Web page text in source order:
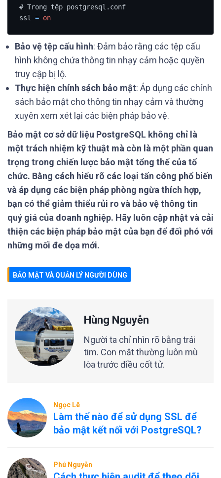
# Trong tệp postgresql.conf
ssl = on
Bảo vệ tệp cấu hình: Đảm bảo rằng các tệp cấu
hình không chứa thông tin nhạy cảm hoặc quyền
truy cập bị lộ.
Thực hiện chính sách bảo mật: Áp dụng các chính
sách bảo mật cho thông tin nhạy cảm và thường
xuyên xem xét lại các biện pháp bảo vệ.
Bảo mật cơ sở dữ liệu PostgreSQL không chỉ là
một trách nhiệm kỹ thuật mà còn là một phần quan
trọng trong chiến lược bảo mật tổng thể của tổ
chức. Bằng cách hiểu rõ các loại tấn công phổ biến
và áp dụng các biện pháp phòng ngừa thích hợp,
bạn có thể giảm thiểu rủi ro và bảo vệ thông tin
quý giá của doanh nghiệp. Hãy luôn cập nhật và cải
thiện các biện pháp bảo mật của bạn để đối phó với
những mối đe dọa mới.
BẢO MẬT VÀ QUẢN LÝ NGƯỜI DÙNG
Hùng Nguyễn
Người ta chỉ nhìn rõ bằng trái
tim. Con mắt thường luôn mù
lòa trước điều cốt tử.
Ngọc Lê
Làm thế nào để sử dụng SSL để
bảo mật kết nối với PostgreSQL?
Phú Nguyễn